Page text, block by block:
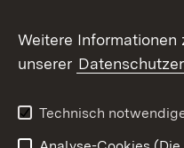
X / Twitter
Youtube
Weitere Informationen
unserer
Technisch